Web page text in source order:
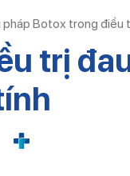
pháp Botox trong điều
trị